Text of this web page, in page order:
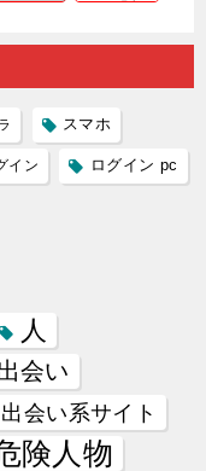
人に恋
雑で素人
スマホ
イン ログイン pc
人
会い
出会い系サイト
険人物